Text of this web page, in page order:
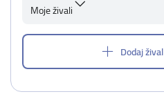
Moje živali
Dodaj žival